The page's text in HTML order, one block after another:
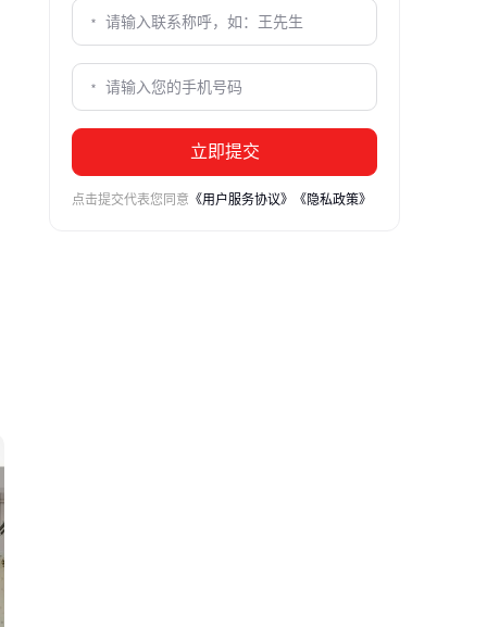
立即提交
点击提交代表您同意 《用户服务协议》 《隐私政策》